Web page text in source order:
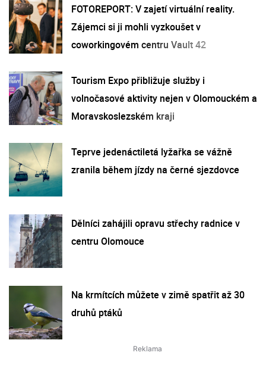
FOTOREPORT: V zajetí virtuální reality.
Zájemci si ji mohli vyzkoušet v
coworkingovém centru Vault 42
Tourism Expo přibližuje služby i
volnočasové aktivity nejen v Olomouckém a
Moravskoslezském kraji
Teprve jedenáctiletá lyžařka se vážně
zranila během jízdy na černé sjezdovce
Dělníci zahájili opravu střechy radnice v
centru Olomouce
Na krmítcích můžete v zimě spatřit až 30
druhů ptáků